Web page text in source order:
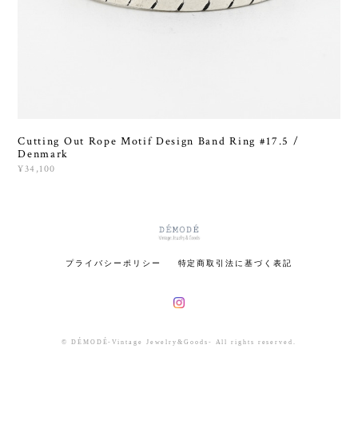
Cutting Out Rope Motif Design Band Ring #17.5 /
Denmark
¥34,100
プライバシーポリシー 特定商取引法に基づく表記
© DÉMODÉ-Vintage Jewelry&Goods- All rights reserved.